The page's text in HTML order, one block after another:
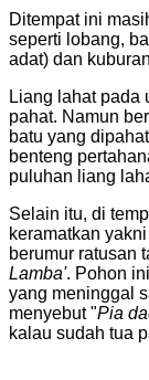
Ditempat ini
seperti lobang,
adat) dan
Liang lahat pada
pahat. Namun
batu yang
benteng
puluhan liang
Selain itu, di
keramatkan
berumur ratusan
Lamba'. Pohon
yang meninggal
menyebut "Pia
kalau sudah tua